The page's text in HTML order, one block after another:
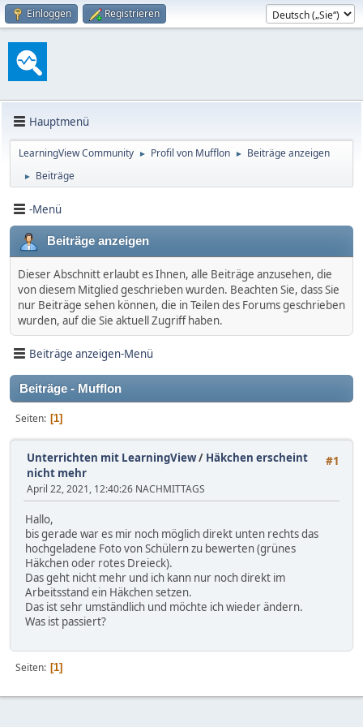
Einloggen Registrieren
Hauptmenü
LearningView Community ► Profil von Mufflon ► Beiträge anzeigen
► Beiträge
-Menü
Beiträge anzeigen
Dieser Abschnitt erlaubt es Ihnen, alle Beiträge anzusehen, die
von diesem Mitglied geschrieben wurden. Beachten Sie, dass Sie
nur Beiträge sehen können, die in Teilen des Forums geschrieben
wurden, auf die Sie aktuell Zugriff haben.
Beiträge anzeigen-Menü
Beiträge - Mufflon
Seiten 1
#1
Unterrichten mit LearningView/ Häkchen erscheint
nicht mehr
April 22, 2021, 12:40:26 NACHMITTAGS
Hallo,
bis gerade war es mir noch möglich direkt unten rechts das
hochgeladene Foto von Schülern zu bewerten (grünes
Häkchen oder rotes Dreieck).
Das geht nicht mehr und ich kann nur noch direkt im
Arbeitsstand ein Häkchen setzen.
Das ist sehr umständlich und möchte ich wieder ändern.
Was ist passiert?
Seiten 1